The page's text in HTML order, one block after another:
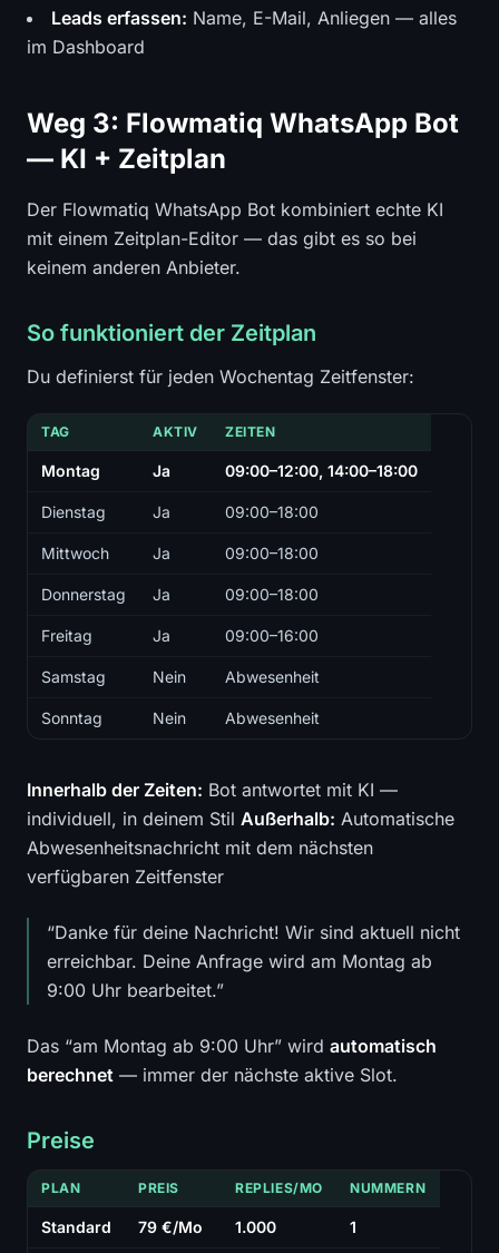
Leads erfassen: Name, E-Mail, Anliegen — alles
im Dashboard
Weg 3: Flowmatiq WhatsApp Bot
— KI + Zeitplan
Der Flowmatiq WhatsApp Bot kombiniert echte KI
mit einem Zeitplan-Editor — das gibt es so bei
keinem anderen Anbieter.
So funktioniert der Zeitplan
Du definierst für jeden Wochentag Zeitfenster:
TAG AKTIV ZEITEN
Montag Ja 09:00–12:00, 14:00–18:00
Dienstag Ja 09:00–18:00
Mittwoch Ja 09:00–18:00
Donnerstag Ja 09:00–18:00
Freitag Ja 09:00–16:00
Samstag Nein Abwesenheit
Sonntag Nein Abwesenheit
Innerhalb der Zeiten: Bot antwortet mit KI —
individuell, in deinem Stil Außerhalb: Automatische
Abwesenheitsnachricht mit dem nächsten
verfügbaren Zeitfenster
“Danke für deine Nachricht! Wir sind aktuell nicht
erreichbar. Deine Anfrage wird am Montag ab
9:00 Uhr bearbeitet.”
Das “am Montag ab 9:00 Uhr” wird automatisch
berechnet — immer der nächste aktive Slot.
Preise
PLAN PREIS REPLIES/MO NUMMERN
Standard 79 €/Mo 1.000 1